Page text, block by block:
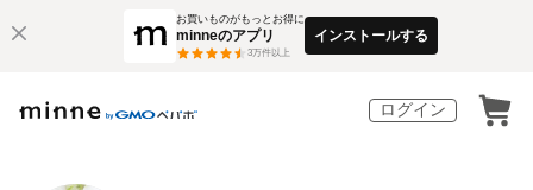
お買いものがもっとお得に
minneのアプリ
3万件以上
インストールする
ログイン